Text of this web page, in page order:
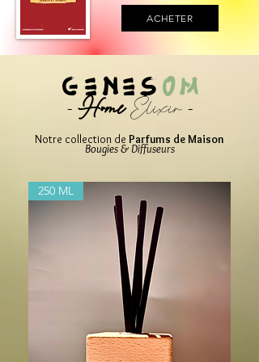
ACHETER
GENESOM
-HomeElixir -
Notre collection de Parfums de Maison
Bougies & Diffuseurs
250 ML